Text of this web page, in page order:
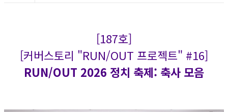
[187호]
[커버스토리 "RUN/OUT 프로젝트" #16]
RUN/OUT 2026 정치 축제: 축사 모음